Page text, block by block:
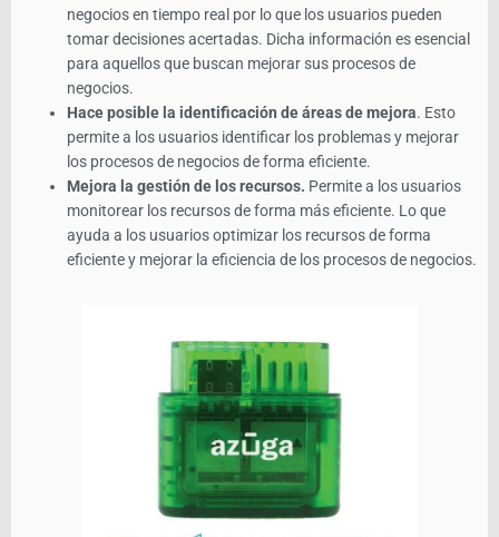
negocios en tiempo real por lo que los usuarios pueden
tomar decisiones acertadas. Dicha información es esencial
para aquellos que buscan mejorar sus procesos de
negocios.
Hace posible la identificación de áreas de mejora. Esto
permite a los usuarios identificar los problemas y mejorar
los procesos de negocios de forma eficiente.
Mejora la gestión de los recursos. Permite a los usuarios
monitorear los recursos de forma más eficiente. Lo que
ayuda a los usuarios optimizar los recursos de forma
eficiente y mejorar la eficiencia de los procesos de negocios.